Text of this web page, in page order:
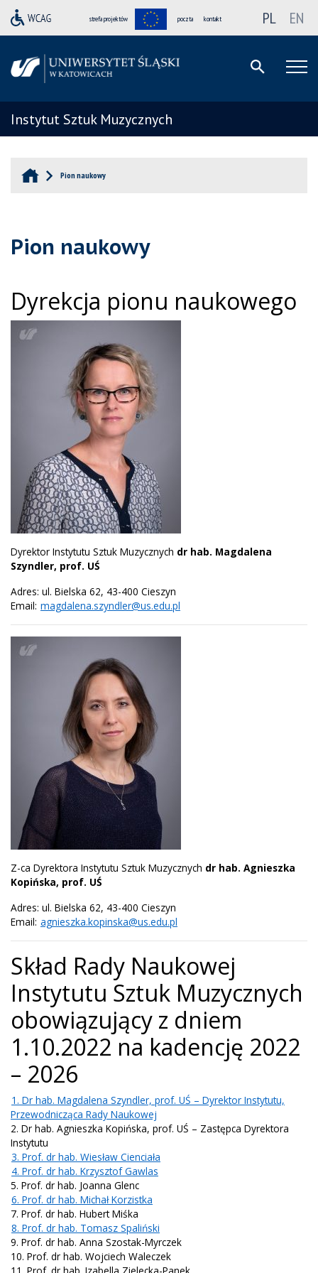
strefa projektów poczta kontakt PL EN
Instytut Sztuk Muzycznych
Pion naukowy
Pion naukowy
Dyrekcja pionu naukowego
Dyrektor Instytutu Sztuk Muzycznych dr hab. Magdalena
Szyndler, prof. UŚ
Adres: ul. Bielska 62, 43-400 Cieszyn
Email: magdalena.szyndler@us.edu.pl
Z-ca Dyrektora Instytutu Sztuk Muzycznych dr hab. Agnieszka
Kopińska, prof. UŚ
Adres: ul. Bielska 62, 43-400 Cieszyn
Email: agnieszka.kopinska@us.edu.pl
Skład Rady Naukowej
Instytutu Sztuk Muzycznych
obowiązujący z dniem
1.10.2022 na kadencję 2022
– 2026
1. Dr hab. Magdalena Szyndler, prof. UŚ – Dyrektor Instytutu,
Przewodnicząca Rady Naukowej
2. Dr hab. Agnieszka Kopińska, prof. UŚ – Zastępca Dyrektora
Instytutu
3. Prof. dr hab. Wiesław Cienciała
4. Prof. dr hab. Krzysztof Gawlas
5. Prof. dr hab. Joanna Glenc
6. Prof. dr hab. Michał Korzistka
7. Prof. dr hab. Hubert Miśka
8. Prof. dr hab. Tomasz Spaliński
9. Prof. dr hab. Anna Szostak-Myrczek
10. Prof. dr hab. Wojciech Waleczek